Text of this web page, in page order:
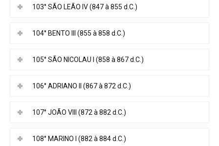
103° SÃO LEÃO IV (847 à 855 d.C.)
104° BENTO III (855 à 858 d.C.)
105° SÃO NICOLAU I (858 à 867 d.C.)
106° ADRIANO II (867 à 872 d.C.)
107° JOÃO VIII (872 à 882 d.C.)
108° MARINO I (882 à 884 d.C.)